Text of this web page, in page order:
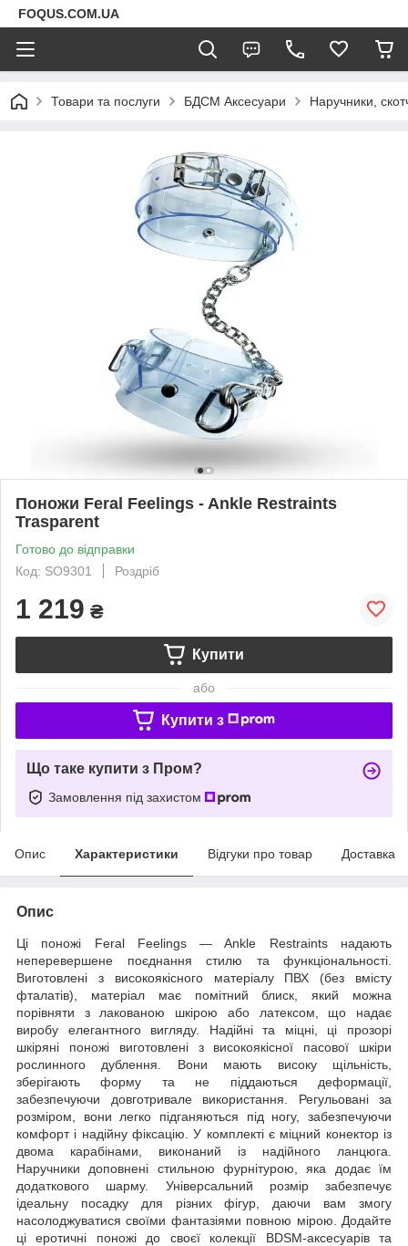
FOQUS.COM.UA
Товари та послуги БДСМ Аксесуари Наручники,
Поножи Feral Feelings - Ankle Restraints
Trasparent
Готово до відправки
Код: SO9301
Роздріб
1 219 ₴
Купити
або
Купити з
Що таке купити з Пром?
Замовлення під захистом
Опис Характеристики Відгуки про товар Доставка
Опис
Ці поножі Feral Feelings — Ankle Restraints надають
неперевершене поєднання стилю та функціональності.
Виготовлені з високоякісного матеріалу ПВХ (без вмісту
фталатів), матеріал має помітний блиск, який можна
порівняти з лакованою шкірою або латексом, що надає
виробу елегантного вигляду. Надійні та міцні, ці прозорі
шкіряні поножі виготовлені з високоякісної пасової шкіри
рослинного дублення. Вони мають високу щільність,
зберігають форму та не піддаються деформації,
забезпечуючи довготривале використання. Регульовані за
розміром, вони легко підганяються під ногу, забезпечуючи
комфорт і надійну фіксацію. У комплекті є міцний конектор із
двома карабінами, виконаний із надійного ланцюга.
Наручники доповнені стильною фурнітурою, яка додає їм
додаткового шарму. Універсальний розмір забезпечує
ідеальну посадку для різних фігур, даючи вам змогу
насолоджуватися своїми фантазіями повною мірою. Додайте
ці еротичні поножі до своєї колекції BDSM-аксесуарів та